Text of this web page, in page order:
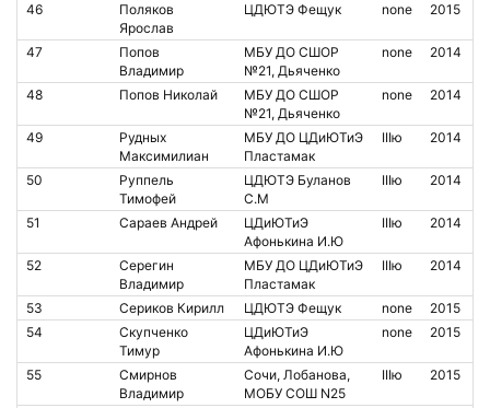
46
Поляков
Ярослав
ЦДЮТЭ Фещук none 2015
47
Попов
Владимир
МБУ ДО СШОР
№21, Дьяченко
none 2014
48 Попов Николай
МБУ ДО СШОР
№21, Дьяченко
none 2014
49
Рудных
Максимилиан
МБУ ДО ЦДиЮТиЭ
Пластамак
IIIю 2014
50
Руппель
Тимофей
ЦДЮТЭ Буланов
С.М
IIIю 2014
51 Сараев Андрей
ЦДиЮТиЭ
Афонькина И.Ю
IIIю 2014
52
Серегин
Владимир
МБУ ДО ЦДиЮТиЭ
Пластамак
IIIю 2014
53 Сериков Кирилл ЦДЮТЭ Фещук none
2015
54
Скупченко
Тимур
ЦДиЮТиЭ
Афонькина И.Ю
none 2015
55
Смирнов
Владимир
Сочи, Лобанова,
МОБУ СОШ N25
IIIю 2015